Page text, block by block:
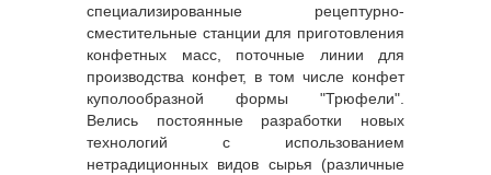
специализированные рецептурно-
сместительные станции для приготовления
конфетных масс, поточные линии для
производства конфет, в том числе конфет
куполообразной формы "Трюфели".
Велись постоянные разработки новых
технологий с использованием
нетрадиционных видов сырья (различные